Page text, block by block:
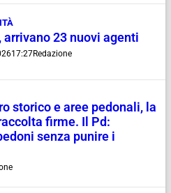
arrivano 23 nuovi agenti
17:27Redazione
storico e aree pedonali, la
firme. Il Pd:
senza punire i